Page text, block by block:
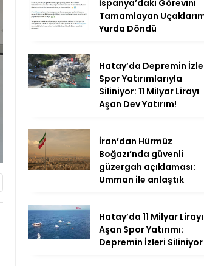
İspanya’daki Görevini
Tamamlayan
Yurda Döndü
Hatay’da Depremin
Spor Yatırımlarıyla
Siliniyor: 11 Milyar Lirayı
Aşan Dev Yatırım!
İran’dan Hürmüz
Boğazı’nda güvenli
güzergah açıklaması:
Umman ile anlaştık
Hatay’da 11 Milyar Lirayı
Aşan Spor Yatırımı:
Depremin İzleri Siliniyor